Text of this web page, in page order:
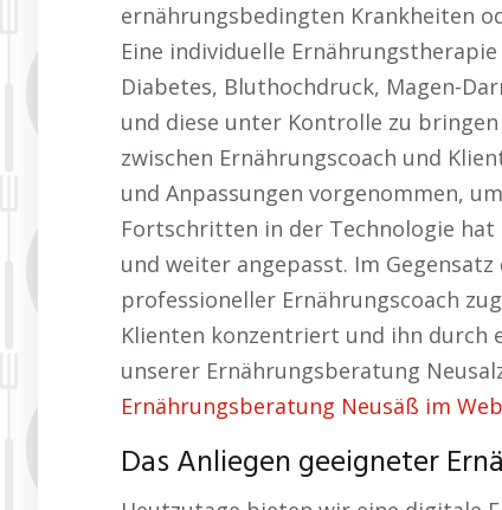
ernährungsbedingten Krankheiten
Eine individuelle
Diabetes, Bluthochdruck, Magen-
und diese unter Kontrolle zu
zwischen Ernährungscoach und
und Anpassungen vorgenommen,
Fortschritten in der Technologie
und weiter angepasst. Im
professioneller Ernährungscoach
Klienten konzentriert und ihn durch
unserer Ernährungsberatung
Ernährungsberatung Neusäß im
Das Anliegen geeigneter